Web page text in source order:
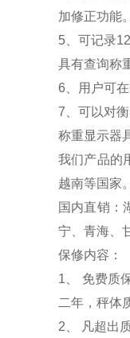
加修正功能
5 、可记录
具有查询称
6 、用户可
7 、可以对
称重显示器
我们产品的
越南等国家
国内直销：
宁、青海、
保修内容：
1 、 免费
二年，秤体
2、 凡超出